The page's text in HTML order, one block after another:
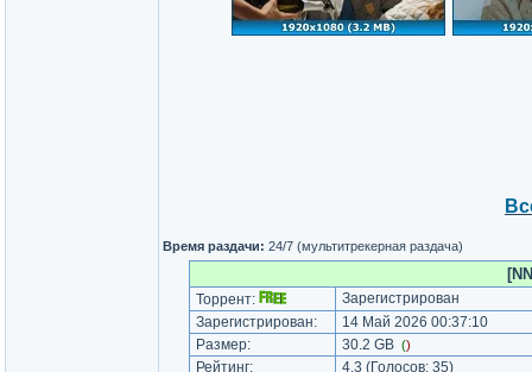
Время раздачи: 24/7 (мультитрекерная раздача)
Торрент:
Зарегистрирован
Зарегистрирован:
14 Май 2026 00:37:10
Размер:
30.2 GB ()
Рейтинг: 4.3 (Голосов: 35)